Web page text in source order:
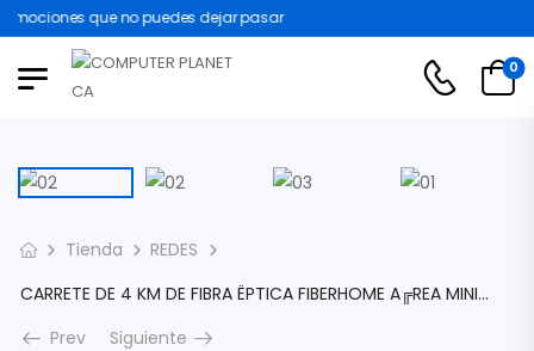
que no puedes dejar pasar
0
Tienda
REDES
CARRETE DE 4 KM DE FIBRA ËPTICA FIBERHOME A╔REA MINI FIGURA 8 G.652D MONOMODO DE 6 HILOS MENSAJERO DE ACERO GALVANIZADO EXTERIOR SPAN 80 LOOSE
Prev
Siguiente